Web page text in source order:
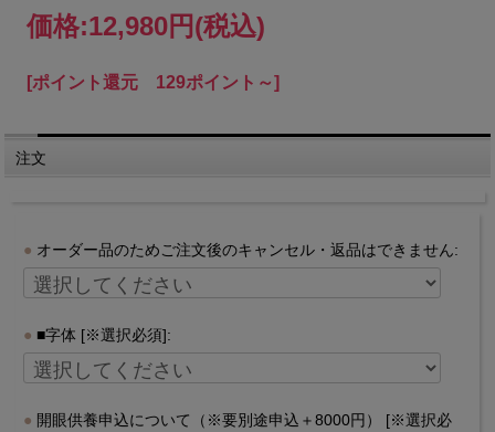
価格:12,980円(税込)
[ポイント還元 129ポイント～]
注文
オーダー品のためご注文後のキャンセル・返品はできません:
■字体 [※選択必須]:
開眼供養申込について（※要別途申込＋8000円） [※選択必